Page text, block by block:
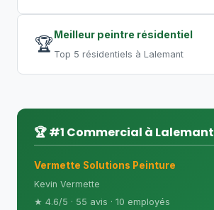
🏆Meilleur peintre résidentiel
Top 5 résidentiels à Lalemant
🏆 #1 Commercial à Lalemant
Vermette Solutions Peinture
Kevin Vermette
★ 4.6/5 · 55 avis · 10 employés